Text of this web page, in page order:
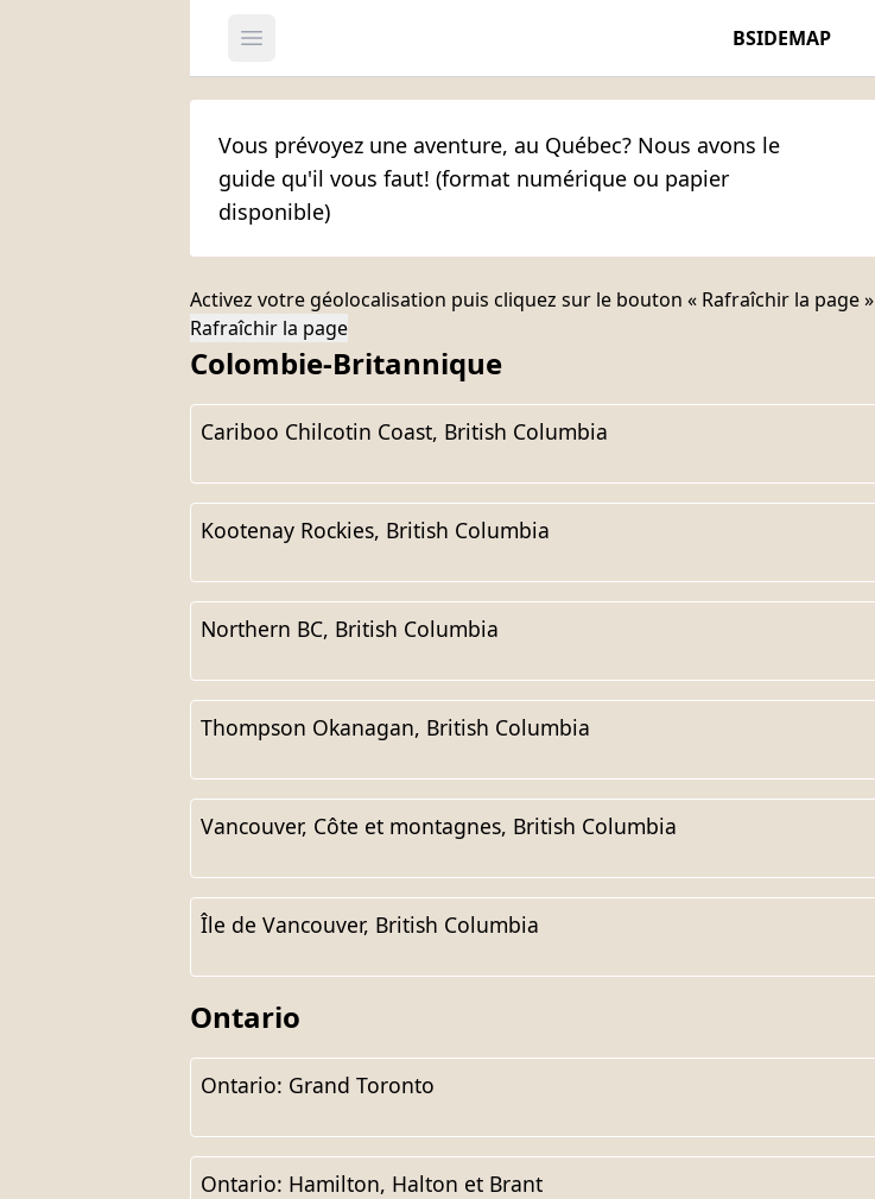
Open main menu BSIDEMAP
Vous prévoyez une aventure, au Québec? Nous avons le
guide qu'il vous faut! (format numérique ou papier
disponible)
Activez votre géolocalisation puis cliquez sur le bouton « Rafraîchir la page »
Rafraîchir la page
Colombie-Britannique
Cariboo Chilcotin Coast, British Columbia
Kootenay Rockies, British Columbia
Northern BC, British Columbia
Thompson Okanagan, British Columbia
Vancouver, Côte et montagnes, British Columbia
Île de Vancouver, British Columbia
Ontario
Ontario: Grand Toronto
Ontario: Hamilton, Halton et Brant